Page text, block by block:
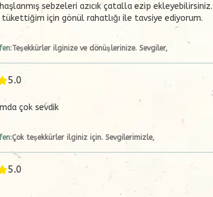
sebzeleri azıcık çatalla ezip
tükettiğim için gönül rahatlığı ile tavsiye ediyorum.
Teşekkürler ilginize ve dönüşlerinize. Sevgiler,
5.0
çok sevdik
Çok teşekkürler ilginiz için. Sevgilerimizle,
5.0